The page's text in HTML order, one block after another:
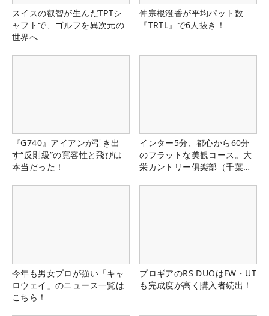
スイスの叡智が生んだTPTシ
ャフトで、ゴルフを異次元の
世界へ
仲宗根澄香が平均パット数
『TRTL』で6人抜き！
『G740』アイアンが引き出
す“反則級”の寛容性と飛びは
本当だった！
インター5分、都心から60分
のフラットな美観コース。大
栄カントリー俱楽部（千葉
今年も男女プロが強い「キャ
ロウェイ」のニュース一覧は
こちら！
プロギアのRS DUOはFW・UT
も完成度が高く購入者続出！